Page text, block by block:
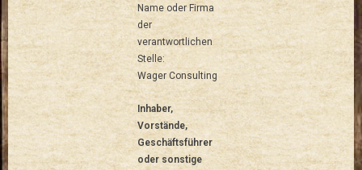
Name oder Firma
der
verantwortlichen
Stelle:
Wager Consulting
Inhaber,
Vorstände,
Geschäftsführer
oder sonstige